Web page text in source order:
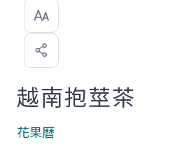
選
喜
歡
越南抱莖茶
花果曆